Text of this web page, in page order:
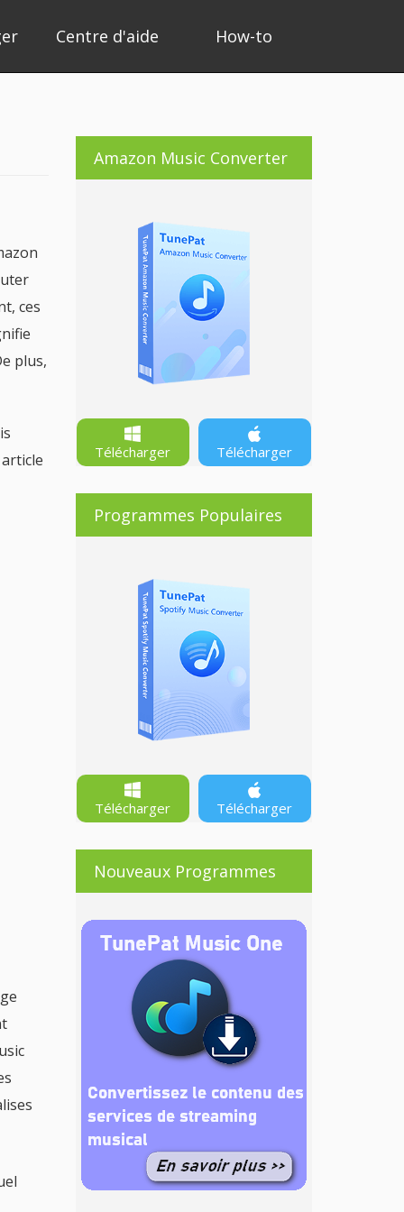
Centre d'aide How-to
ces
plus,
Amazon Music Converter
Télécharger Télécharger
Programmes Populaires
Télécharger Télécharger
Nouveaux Programmes